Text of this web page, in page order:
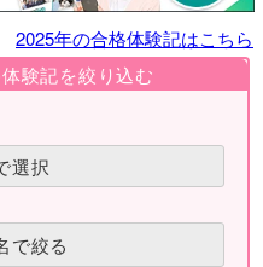
2025年の合格体験記はこちら
験記を絞り込む
選択
で絞る